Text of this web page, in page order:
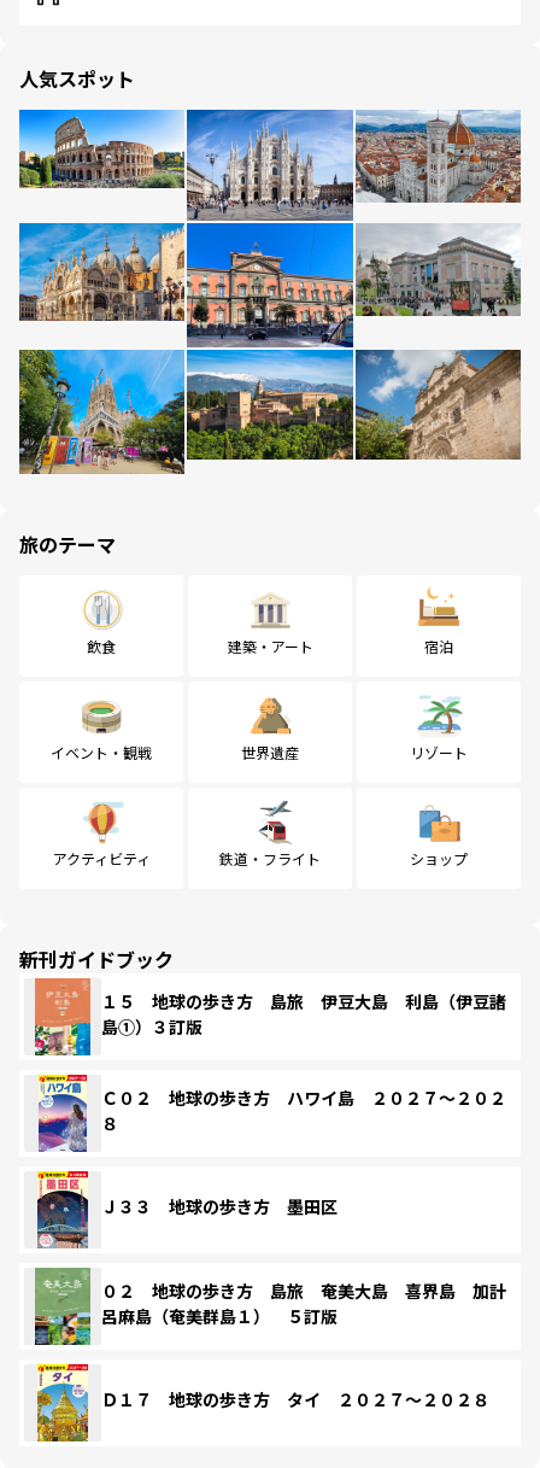
人気スポット
旅のテーマ
飲食 建築・アート 宿泊
イベント・観戦 世界遺産 リゾート
アクティビティ 鉄道・フライト ショップ
新刊ガイドブック
１５ 地球の歩き方 島旅 伊豆大島 利島（伊豆諸
島①）３訂版
Ｃ０２ 地球の歩き方 ハワイ島 ２０２７～２０２
８
Ｊ３３ 地球の歩き方 墨田区
０２ 地球の歩き方 島旅 奄美大島 喜界島 加計
呂麻島（奄美群島１） ５訂版
Ｄ１７ 地球の歩き方 タイ ２０２７～２０２８